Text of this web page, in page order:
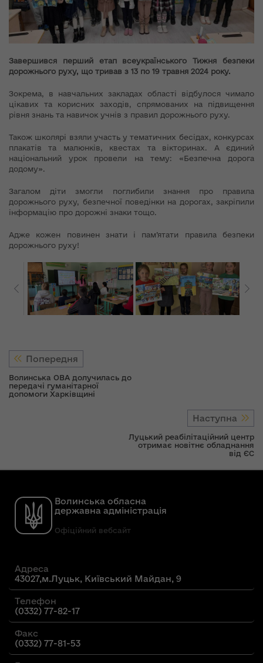
Завершився перший етап всеукраїнського Тижня безпеки
дорожнього руху, що тривав з 13 по 19 травня 2024 року.
Зокрема, в навчальних закладах області відбулося чимало
цікавих та корисних заходів, спрямованих на підвищення
рівня знань та навичок учнів з правил дорожнього руху.
Також школярі взяли участь у тематичних бесідах, конкурсах
плакатів та малюнків, квестах та вікторинах. А єдиний
національний урок провели на тему: «Безпечна дорога
додому».
Загалом діти змогли поглибили знання про правила
дорожнього руху, безпечної поведінки на дорогах, закріпили
інформацію про дорожні знаки тощо.
Адже кожен повинен знати і пам’ятати правила безпеки
дорожнього руху!
Попередня
Волинська ОВА долучилась до
передачі гуманітарної
допомоги Харківщині
Наступна
Луцький реабілітаційний центр
отримає новітнє обладнання
від ЄС
Волинська обласна
державна адміністрація
Офіційний вебсайт
Адреса
43027,м.Луцьк, Київський Майдан, 9
Телефон
(0332) 77-82-17
Факс
(0332) 77-81-53